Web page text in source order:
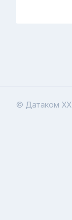
© Датаком